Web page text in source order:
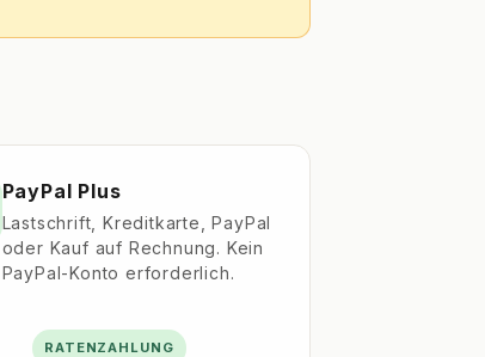
PayPal Plus
Lastschrift, Kreditkarte, PayPal
oder Kauf auf Rechnung. Kein
PayPal-Konto erforderlich.
RATENZAHLUNG